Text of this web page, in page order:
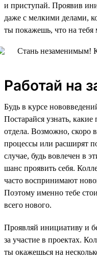
и приступай. Проявив
даже с мелкими делами,
ты покажешь, что на
Работай на
Будь в курсе
Постарайся узнать,
отдела. Возможно, скоро
процессы или расширят
случае, будь вовлечен в
шанс проявить себя.
часто воспринимают
Поэтому именно тебе
всего нового.
Проявляй инициативу и
за участие в проектах.
ты окажешься на